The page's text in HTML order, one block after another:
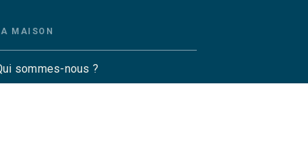
MAISON
sommes-nous ?